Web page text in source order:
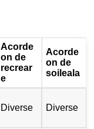
Acorde
on de
recrear
e
Acorde
on de
soileala
Diverse Diverse